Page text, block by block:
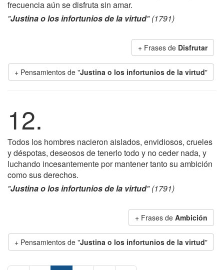
frecuencia aún se disfruta sin amar.
"Justina o los infortunios de la virtud" (1791)
+ Frases de Disfrutar
+ Pensamientos de "Justina o los infortunios de la virtud"
12.
Todos los hombres nacieron aislados, envidiosos, crueles
y déspotas, deseosos de tenerlo todo y no ceder nada, y
luchando incesantemente por mantener tanto su ambición
como sus derechos.
"Justina o los infortunios de la virtud" (1791)
+ Frases de Ambición
+ Pensamientos de "Justina o los infortunios de la virtud"